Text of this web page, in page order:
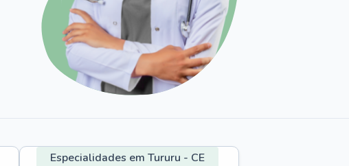
Especialidades em Tururu - CE